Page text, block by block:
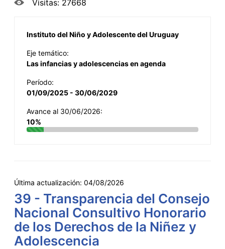
Visitas: 27668
Instituto del Niño y Adolescente del Uruguay
Eje temático:
Las infancias y adolescencias en agenda
Período:
01/09/2025 - 30/06/2029
Avance al 30/06/2026:
10%
Última actualización: 04/08/2026
39 - Transparencia del Consejo
Nacional Consultivo Honorario
de los Derechos de la Niñez y
Adolescencia